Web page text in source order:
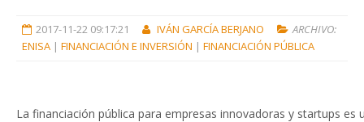
2017-11-22 09:17:21 IVÁN GARCÍA BERJANO
ARCHIVO:
ENISA | FINANCIACIÓN E INVERSIÓN | FINANCIACIÓN PÚBLICA
La financiación pública para empresas innovadoras y startups es